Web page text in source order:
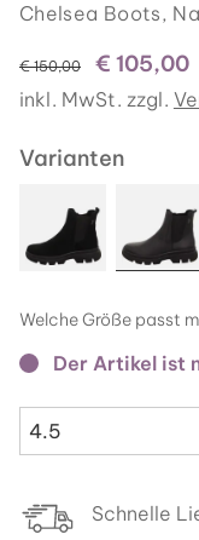
Chelsea Boots,
statt
€ 150,00 € 105,00
inkl. MwSt. zzgl.
Varianten
Welche Größe passt
Der Artikel ist
4.5
Schnelle